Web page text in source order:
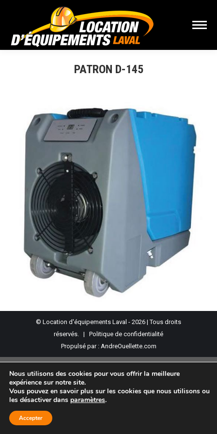
PATRON D-145
© Location d'équipements Laval - 2026 | Tous droits
réservés. | Politique de confidentialité
Propulsé par : AndreOuellette.com
Nous utilisons des cookies pour vous offrir la meilleure
expérience sur notre site.
Vous pouvez en savoir plus sur les cookies que nous utilisons ou
les désactiver dans paramètres.
Accepter